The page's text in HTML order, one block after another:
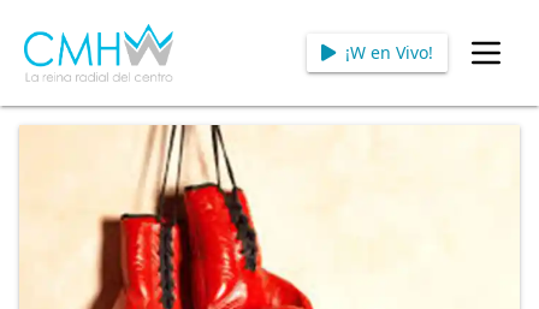
¡W en Vivo!